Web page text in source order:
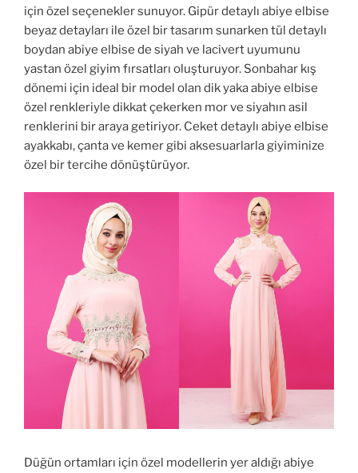
için özel seçenekler sunuyor. Gipür detaylı abiye elbise
beyaz detayları ile özel bir tasarım sunarken tül detaylı
boydan abiye elbise de siyah ve lacivert uyumunu
yastan özel giyim fırsatları oluşturuyor. Sonbahar kış
dönemi için ideal bir model olan dik yaka abiye elbise
özel renkleriyle dikkat çekerken mor ve siyahın asil
renklerini bir araya getiriyor. Ceket detaylı abiye elbise
ayakkabı, çanta ve kemer gibi aksesuarlarla giyiminize
özel bir tercihe dönüştürüyor.
Düğün ortamları için özel modellerin yer aldığı abiye